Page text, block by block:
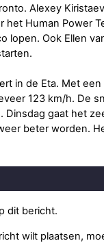
Alexey
het Human Power
lopen. Ook Ellen
in de Eta. Met
123 km/h. De
gaat het
beter worden.
dit bericht.
wilt plaatsen,